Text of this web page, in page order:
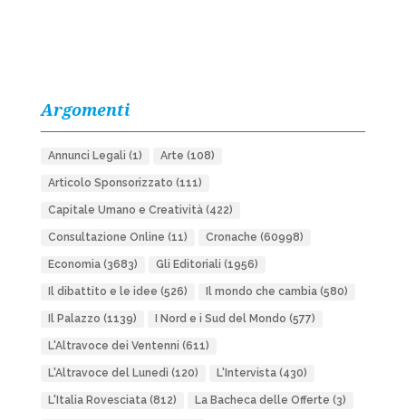
Argomenti
Annunci Legali (1) Arte (108)
Articolo Sponsorizzato (111)
Capitale Umano e Creatività(422)
Consultazione Online (11) Cronache (60998)
Economia(3683) Gli Editoriali (1956)
Il dibattito e le idee (526) Il mondo che cambia(580)
Il Palazzo (1139) I Nord e i Sud del Mondo (577)
L'Altravoce dei Ventenni (611)
L'Altravoce del Lunedì (120) L'Intervista(430)
L'Italia Rovesciata(812) La Bacheca delle Offerte (3)